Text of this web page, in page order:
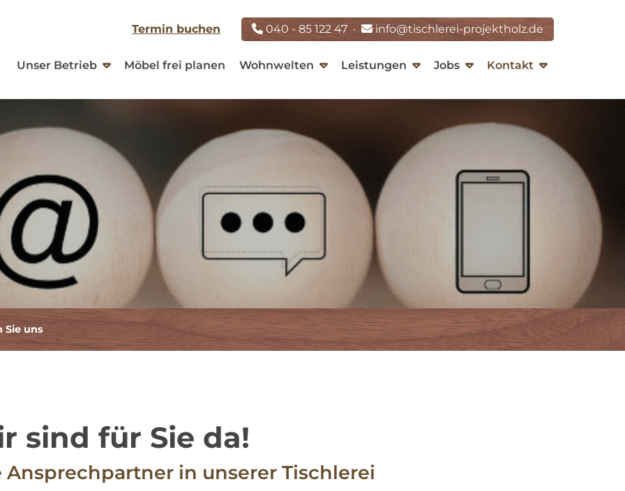
Termin buchen 040 - 85 122 47 · info@tischlerei-projektholz.de
Unser Betrieb Möbel frei planen Wohnwelten Leistungen Jobs Kontakt
Sie uns
sind für Sie da!
Ansprechpartner in unserer Tischlerei